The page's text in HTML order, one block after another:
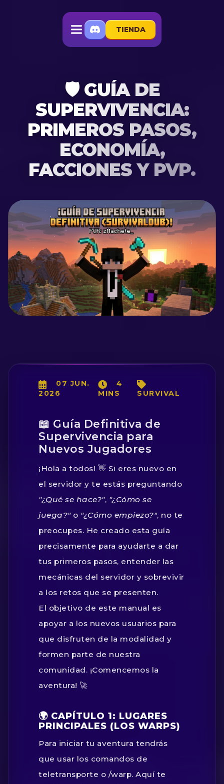
TIENDA
🛡️ GUÍA DE
SUPERVIVENCIA:
PRIMEROS PASOS,
ECONOMÍA,
FACCIONES Y PVP.
07 JUN.
2026
4
MINS
SURVIVAL
📖 Guía Definitiva de
Supervivencia para
Nuevos Jugadores
¡Hola a todos! 👋 Si eres nuevo en
el servidor y te estás preguntando
"¿Qué se hace?", "¿Cómo se
juega?"o "¿Cómo empiezo?", no te
preocupes. He creado esta guía
precisamente para ayudarte a dar
tus primeros pasos, entender las
mecánicas del servidor y sobrevivir
a los retos que se presenten.
El objetivo de este manual es
apoyar a los nuevos usuarios para
que disfruten de la modalidad y
formen parte de nuestra
comunidad. ¡Comencemos la
aventura! 🚀
🌍 CAPÍTULO 1: LUGARES
PRINCIPALES (LOS WARPS)
Para iniciar tu aventura tendrás
que usar los comandos de
teletransporte o /warp. Aquí te